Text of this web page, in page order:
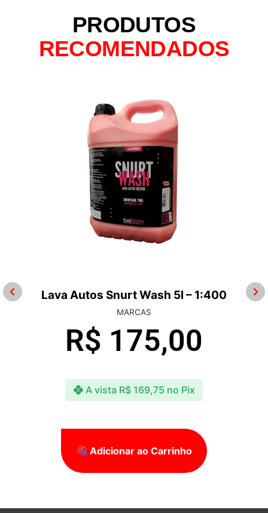
PRODUTOS
RECOMENDADOS
Lava Autos Snurt Wash 5l – 1:400
MARCAS
R$ 175,00
A vista R$169,75 no Pix
Adicionar ao Carrinho